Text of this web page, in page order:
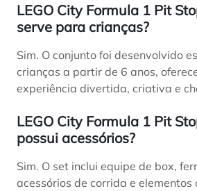
LEGO City Formula 1 Pit
serve para crianças?
Sim. O conjunto foi desenvolvido
crianças a partir de 6 anos,
experiência divertida, criativa e
LEGO City Formula 1 Pit
possui acessórios?
Sim. O set inclui equipe de box,
acessórios de corrida e elementos